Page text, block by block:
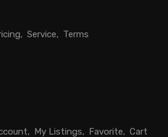
Service Terms
My Listings Favorite Cart